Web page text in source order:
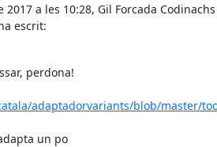
a les 10:28, Gil Forcada Codinachs
escrit:
perdona!
adaptadorvariants/blob/master/
un po